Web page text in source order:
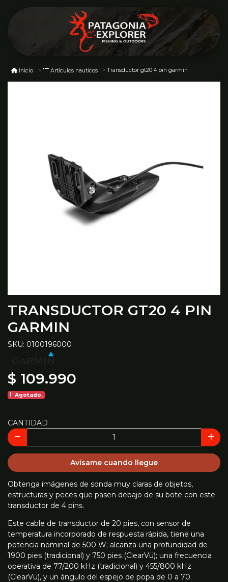
Inicio Artículos nauticos Transductor gt20 4 pin garmin
TRANSDUCTOR GT20 4 PIN
GARMIN
SKU: 0100196000
$ 109.990
Agotado.
CANTIDAD
Avísame cuando llegue
Obtenga imágenes de sonda muy claras de objetos,
estructuras y peces que pasen debajo de su bote con este
transductor de 4 pins.
Este cable de transductor de 20 pies, con sensor de
temperatura incorporado de respuesta rápida, tiene una
potencia nominal de 500 W; alcanza una profundidad de
1900 pies (tradicional) y 750 pies (ClearVü); una frecuencia
operativa de 77/200 kHz (tradicional) y 455/800 kHz
(ClearVü), y un ángulo del espejo de popa de 0 a 70.